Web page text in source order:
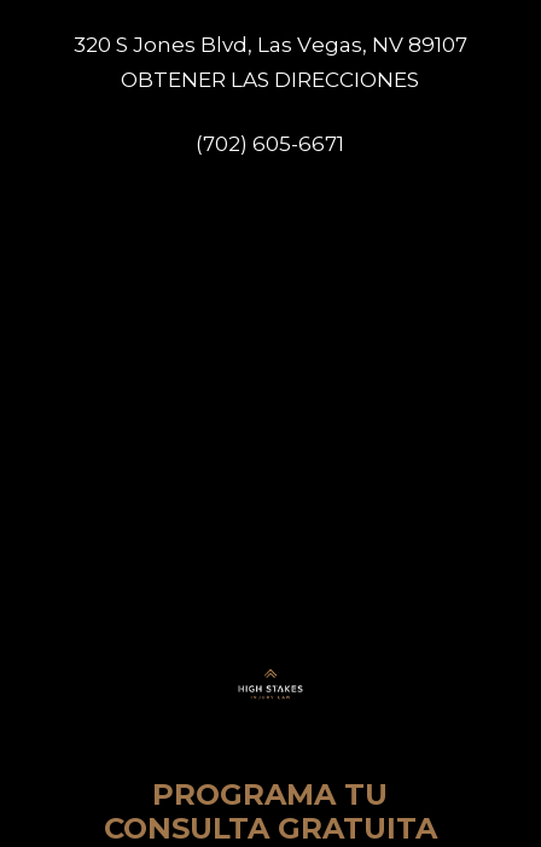
320 S Jones Blvd, L as Vegas, NV 89107
OBTENER LAS DIRECCIONES
(702) 605-6671
PROGRAMA TU
CONSULTA GRATUITA